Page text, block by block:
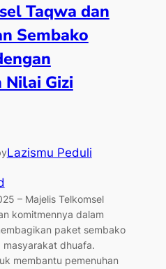
Taqwa dan
Sembako
Gizi
Lazismu Peduli
– Majelis Telkomsel
komitmennya dalam
paket sembako
dhuafa.
membantu pemenuhan